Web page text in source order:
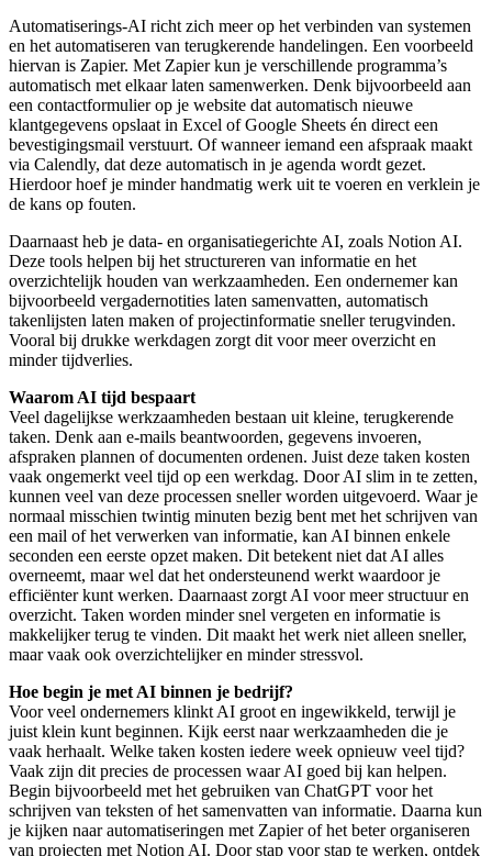
Automatiserings-AI richt zich meer op het verbinden van systemen
en het automatiseren van terugkerende handelingen. Een voorbeeld
hiervan is Zapier. Met Zapier kun je verschillende programma’s
automatisch met elkaar laten samenwerken. Denk bijvoorbeeld aan
een contactformulier op je website dat automatisch nieuwe
klantgegevens opslaat in Excel of Google Sheets én direct een
bevestigingsmail verstuurt. Of wanneer iemand een afspraak maakt
via Calendly, dat deze automatisch in je agenda wordt gezet.
Hierdoor hoef je minder handmatig werk uit te voeren en verklein je
de kans op fouten.
Daarnaast heb je data- en organisatiegerichte AI, zoals Notion AI.
Deze tools helpen bij het structureren van informatie en het
overzichtelijk houden van werkzaamheden. Een ondernemer kan
bijvoorbeeld vergadernotities laten samenvatten, automatisch
takenlijsten laten maken of projectinformatie sneller terugvinden.
Vooral bij drukke werkdagen zorgt dit voor meer overzicht en
minder tijdverlies.
Waarom AI tijd bespaart
Veel dagelijkse werkzaamheden bestaan uit kleine, terugkerende
taken. Denk aan e-mails beantwoorden, gegevens invoeren,
afspraken plannen of documenten ordenen. Juist deze taken kosten
vaak ongemerkt veel tijd op een werkdag. Door AI slim in te zetten,
kunnen veel van deze processen sneller worden uitgevoerd. Waar je
normaal misschien twintig minuten bezig bent met het schrijven van
een mail of het verwerken van informatie, kan AI binnen enkele
seconden een eerste opzet maken. Dit betekent niet dat AI alles
overneemt, maar wel dat het ondersteunend werkt waardoor je
efficiënter kunt werken. Daarnaast zorgt AI voor meer structuur en
overzicht. Taken worden minder snel vergeten en informatie is
makkelijker terug te vinden. Dit maakt het werk niet alleen sneller,
maar vaak ook overzichtelijker en minder stressvol.
Hoe begin je met AI binnen je bedrijf?
Voor veel ondernemers klinkt AI groot en ingewikkeld, terwijl je
juist klein kunt beginnen. Kijk eerst naar werkzaamheden die je
vaak herhaalt. Welke taken kosten iedere week opnieuw veel tijd?
Vaak zijn dit precies de processen waar AI goed bij kan helpen.
Begin bijvoorbeeld met het gebruiken van ChatGPT voor het
schrijven van teksten of het samenvatten van informatie. Daarna kun
je kijken naar automatiseringen met Zapier of het beter organiseren
van projecten met Notion AI. Door stap voor stap te werken, ontdek